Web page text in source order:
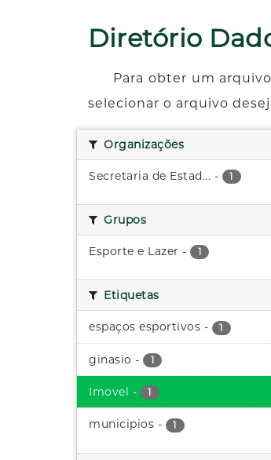
Diretório
Para obter um
selecionar o arquivo
Organizações
Secretaria de Estad... - 1
Grupos
Esporte e Lazer - 1
Etiquetas
espaços esportivos - 1
ginasio - 1
Imovel - 1
municipios - 1